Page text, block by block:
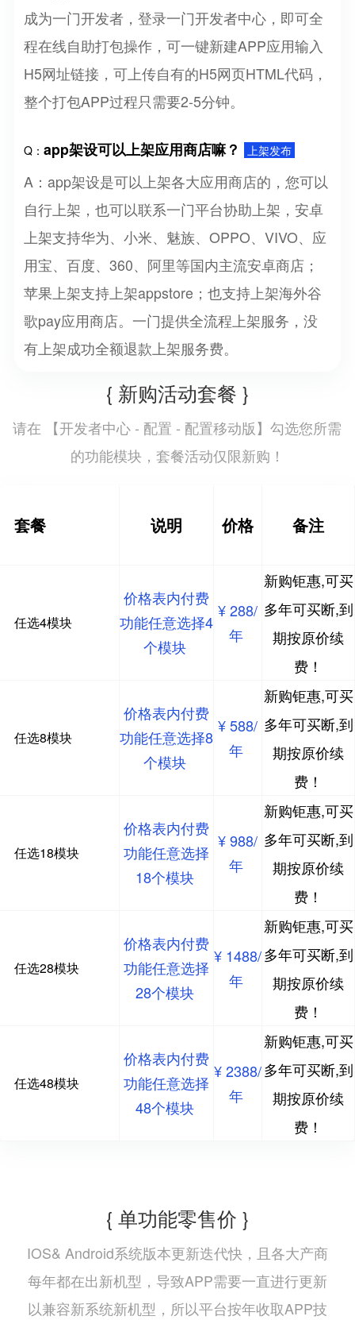
成为一门开发者，登录一门开发者中心，即可全
程在线自助打包操作，可一键新建APP应用输入
H5网址链接，可上传自有的H5网页HTML代码，
整个打包APP过程只需要2-5分钟。
Q：app架设可以上架应用商店嘛？ 上架发布
A：app架设是可以上架各大应用商店的，您可以
自行上架，也可以联系一门平台协助上架，安卓
上架支持华为、小米、魅族、OPPO、VIVO、应
用宝、百度、360、阿里等国内主流安卓商店；
苹果上架支持上架appstore；也支持上架海外谷
歌pay应用商店。一门提供全流程上架服务，没
有上架成功全额退款上架服务费。
{ 新购活动套餐 }
请在 【开发者中心 - 配置 - 配置移动版】勾选您所需
的功能模块，套餐活动仅限新购！
套餐 说明 价格 备注
任选4模块
价格表内付费
功能任意选择4
个模块
¥ 288/
年
新购钜惠,可买
多年可买断,到
期按原价续
费！
任选8模块
价格表内付费
功能任意选择8
个模块
¥ 588/
年
新购钜惠,可买
多年可买断,到
期按原价续
费！
任选18模块
价格表内付费
功能任意选择
18个模块
¥ 988/
年
新购钜惠,可买
多年可买断,到
期按原价续
费！
任选28模块
价格表内付费
功能任意选择
28个模块
¥ 1488/
年
新购钜惠,可买
多年可买断,到
期按原价续
费！
任选48模块
价格表内付费
功能任意选择
48个模块
¥ 2388/
年
新购钜惠,可买
多年可买断,到
期按原价续
费！
{ 单功能零售价 }
IOS& Android系统版本更新迭代快，且各大产商
每年都在出新机型，导致APP需要一直进行更新
以兼容新系统新机型，所以平台按年收取APP技